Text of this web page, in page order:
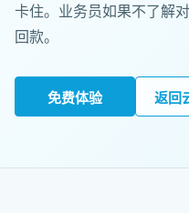
卡住。业务员如果不了解
回款。
免费体验 返回